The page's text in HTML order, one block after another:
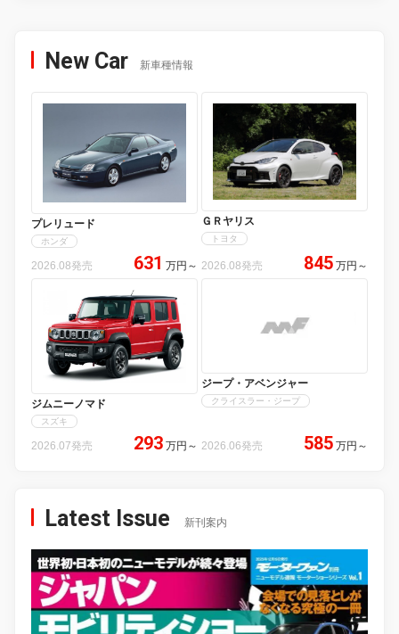
New Car 新車種情報
プレリュード
ホンダ
2026.08発売 631 万円 ～
ＧＲヤリス
トヨタ
2026.08発売 845 万円 ～
ジムニーノマド
スズキ
2026.07発売 293 万円 ～
ジープ・アベンジャー
クライスラー・ジープ
2026.06発売 585 万円 ～
Latest Issue 新刊案内